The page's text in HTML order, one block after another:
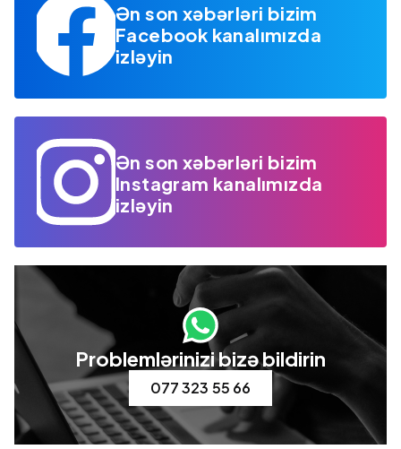
Ən son xəbərləri bizim
Facebook kanalımızda
izləyin
Ən son xəbərləri bizim
Instagram kanalımızda
izləyin
Problemlərinizi bizə bildirin
077 323 55 66